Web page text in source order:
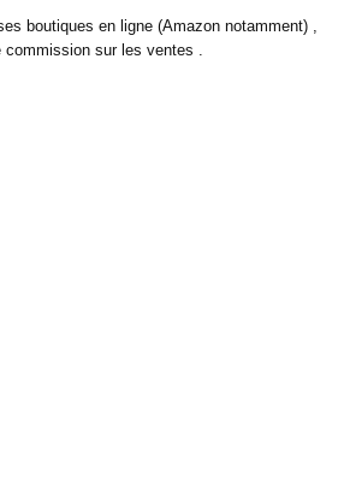
boutiques en ligne (Amazon notamment) ,
commission sur les ventes .